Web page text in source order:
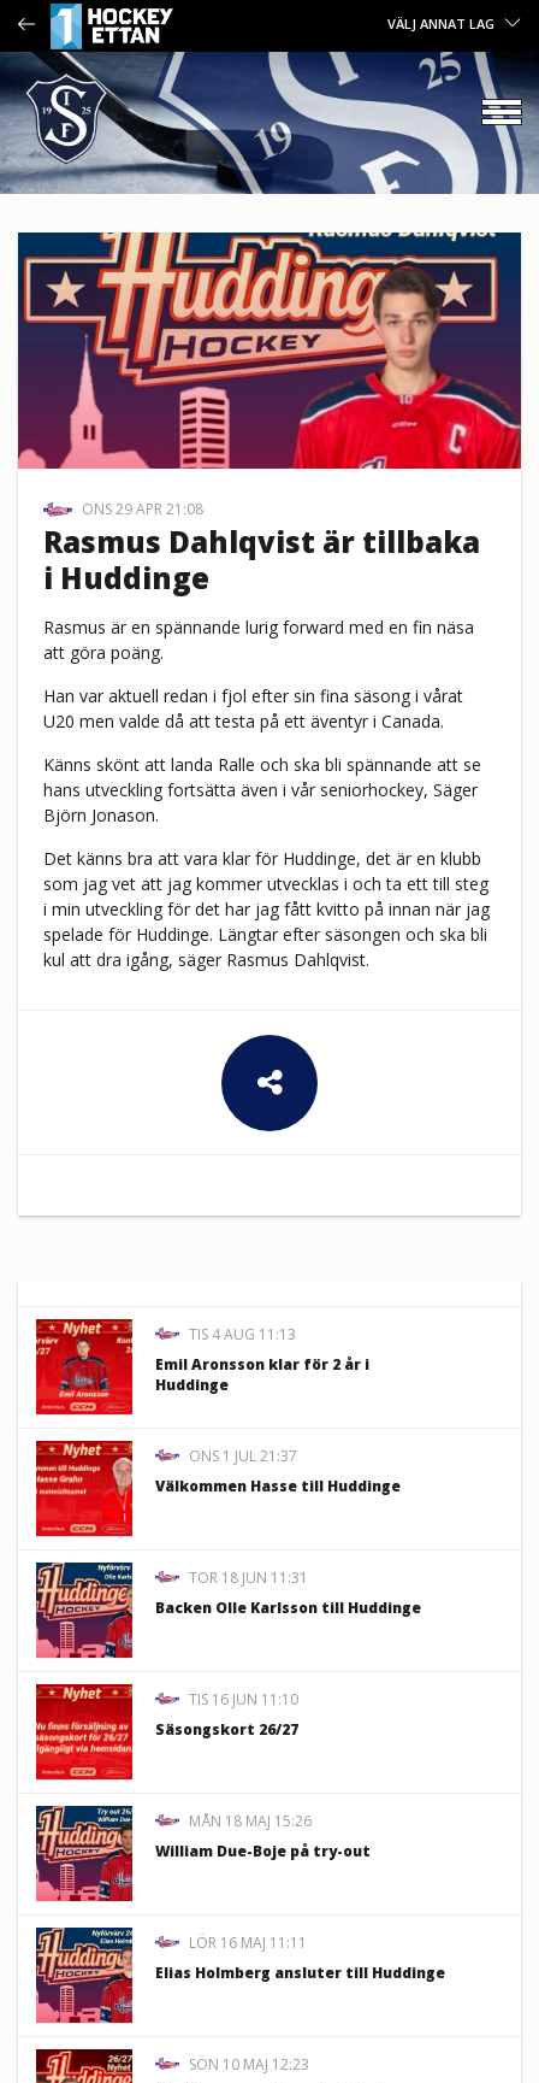
VÄLJ ANNAT LAG
ONS 29 APR 21:08
Rasmus Dahlqvist är tillbaka
i Huddinge
Rasmus är en spännande lurig forward med en fin näsa
att göra poäng.
Han var aktuell redan i fjol efter sin fina säsong i vårat
U20 men valde då att testa på ett äventyr i Canada.
Känns skönt att landa Ralle och ska bli spännande att se
hans utveckling fortsätta även i vår seniorhockey, Säger
Björn Jonason.
Det känns bra att vara klar för Huddinge, det är en klubb
som jag vet att jag kommer utvecklas i och ta ett till steg
i min utveckling för det har jag fått kvitto på innan när jag
spelade för Huddinge. Längtar efter säsongen och ska bli
kul att dra igång, säger Rasmus Dahlqvist.
TIS 4 AUG 11:13
Emil Aronsson klar för 2 år i
Huddinge
ONS 1 JUL 21:37
Välkommen Hasse till Huddinge
TOR 18 JUN 11:31
Backen Olle Karlsson till Huddinge
TIS 16 JUN 11:10
Säsongskort 26/27
MÅN 18 MAJ 15:26
William Due-Boje på try-out
LÖR 16 MAJ 11:11
Elias Holmberg ansluter till Huddinge
SÖN 10 MAJ 12:23